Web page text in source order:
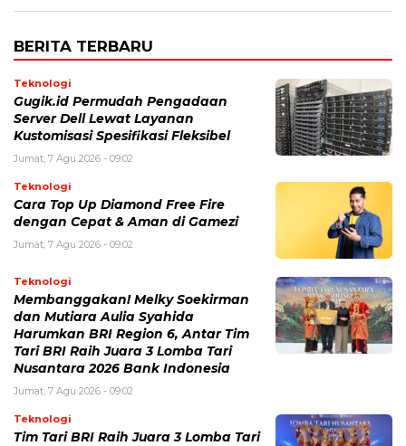
BERITA TERBARU
Teknologi
Gugik.id Permudah Pengadaan
Server Dell Lewat Layanan
Kustomisasi Spesifikasi Fleksibel
Jumat, 7 Agu 2026 - 09:02
Teknologi
Cara Top Up Diamond Free Fire
dengan Cepat & Aman di Gamezi
Jumat, 7 Agu 2026 - 09:02
Teknologi
Membanggakan! Melky Soekirman
dan Mutiara Aulia Syahida
Harumkan BRI Region 6, Antar Tim
Tari BRI Raih Juara 3 Lomba Tari
Nusantara 2026 Bank Indonesia
Jumat, 7 Agu 2026 - 09:02
Teknologi
Tim Tari BRI Raih Juara 3 Lomba Tari